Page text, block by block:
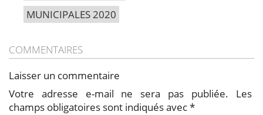
MUNICIPALES 2020
COMMENTAIRES
Laisser un commentaire
Votre adresse e-mail ne sera pas publiée.
Les
champs obligatoires sont indiqués avec*